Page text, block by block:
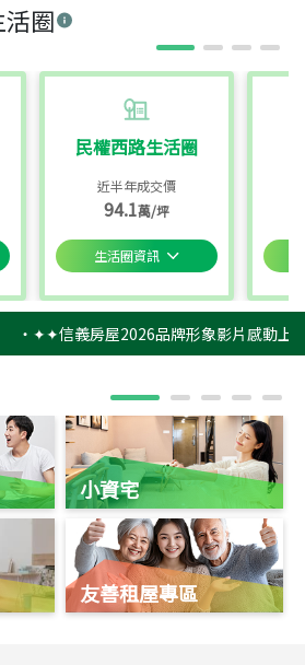
圈
民權西路生活圈
近半年成交價
94.1萬/坪
生活圈資訊
‧✦✦信義房屋2026品牌形象影片感動上
小資宅
友善租屋專區